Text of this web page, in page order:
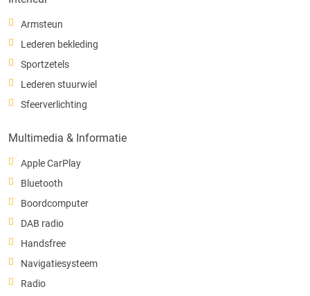
Armsteun
Lederen bekleding
Sportzetels
Lederen stuurwiel
Sfeerverlichting
Multimedia & Informatie
Apple CarPlay
Bluetooth
Boordcomputer
DAB radio
Handsfree
Navigatiesysteem
Radio